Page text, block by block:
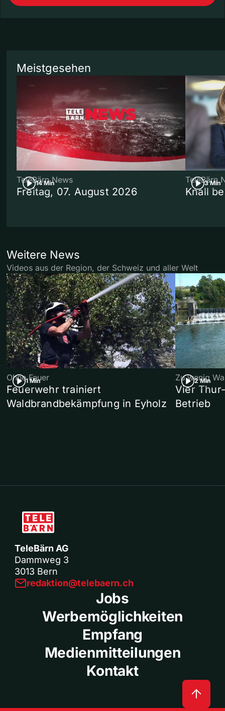
Meistgesehen
14 Min
TeleBärn News
Freitag, 07. August 2026
3 Min
TeleBärn
Knall
Weitere News
Videos aus der Region, der Schweiz und aller Welt
1 Min
Ohne Feuer
Feuerwehr trainiert
Waldbrandbekämpfung in Eyholz
2 Min
Zu wenig
Vier
Betrieb
TeleBärn AG
Dammweg 3
3013 Bern
redaktion@telebaern.ch
Jobs
Werbemöglichkeiten
Empfang
Medienmitteilungen
Kontakt